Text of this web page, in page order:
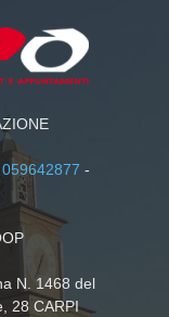
059642877 -
N. 1468 del
28 CARPI